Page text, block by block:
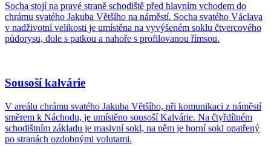
Socha stojí na pravé straně schodiště před hlavním vchodem do
chrámu svatého Jakuba Většího na náměstí. Socha svatého Václava
v nadživotní velikosti je umístěna na vyvýšeném soklu čtvercového
půdorysu, dole s patkou a nahoře s profilovanou římsou.
Sousoší kalvárie
V areálu chrámu svatého Jakuba Většího, při komunikaci z náměstí
směrem k Náchodu, je umístěno sousoší Kalvárie. Na čtyřdílném
schodištním základu je masivní sokl, na něm je horní sokl opatřený
po stranách ozdobnými volutami.